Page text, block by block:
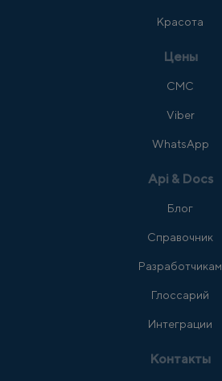
Красота
Цены
СМС
Viber
WhatsApp
Api & Docs
Блог
Справочник
Разработчикам
Глоссарий
Интеграции
Контакты